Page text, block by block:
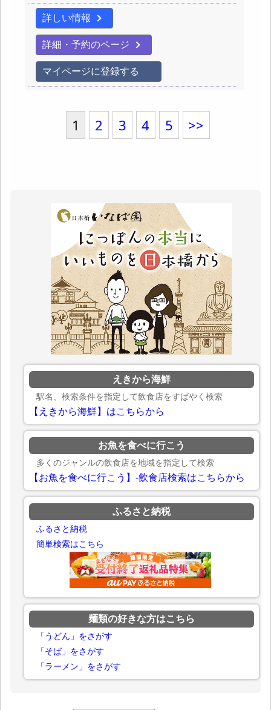
詳しい情報
詳細・予約のページ
マイページに登録する
1 2 3 4 5 >>
えきから海鮮
駅名、検索条件を指定して飲食店をすばやく検索
【えきから海鮮】はこちらから
お魚を食べに行こう
多くのジャンルの飲食店を地域を指定して検索
【お魚を食べに行こう】-飲食店検索はこちらから
ふるさと納税
ふるさと納税
簡単検索はこちら
麺類の好きな方はこちら
「うどん」をさがす
「そば」をさがす
「ラーメン」をさがす